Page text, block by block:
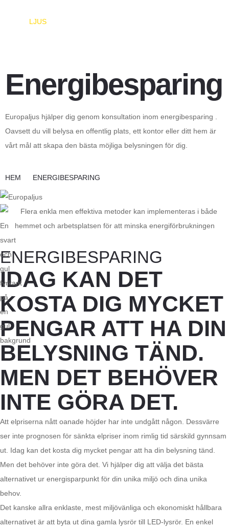
LJUS
Energibesparing
Europaljus hjälper dig genom konsultation inom energibesparing .
Oavsett du vill belysa en offentlig plats, ett kontor eller ditt hem är
vårt mål att skapa den bästa möjliga belysningen för dig.
HEM ENERGIBESPARING
ENERGIBESPARING
IDAG KAN DET
KOSTA DIG MYCKET
PENGAR ATT HA DIN
BELYSNING TÄND.
MEN DET BEHÖVER
INTE GÖRA DET.
Att elpriserna nått oanade höjder har inte undgått någon. Dessvärre
ser inte prognosen för sänkta elpriser inom rimlig tid särskild gynnsam
ut. Idag kan det kosta dig mycket pengar att ha din belysning tänd.
Men det behöver inte göra det. Vi hjälper dig att välja det bästa
alternativet ur energisparpunkt för din unika miljö och dina unika
behov.
Det kanske allra enklaste, mest miljövänliga och ekonomiskt hållbara
alternativet är att byta ut dina gamla lysrör till LED-lysrör. En enkel